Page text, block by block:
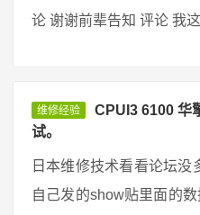
论 谢谢前辈告知 评论 我
维修经验
CPUI3 6100 华
试。
日本维修技术看看论坛
自己发的show贴里面的